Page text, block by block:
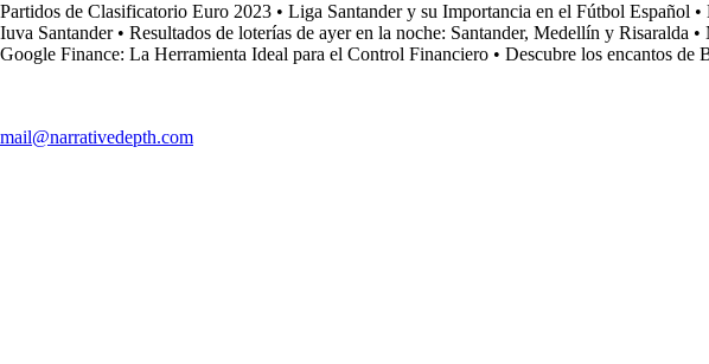
Partidos de Clasificatorio Euro 2023 • Liga Santander y su Importancia en el Fútbol Español •
Iuva Santander• Resultados de loterías de ayer en la noche: Santander, Medellín y Risaralda •
Google Finance: La Herramienta Ideal para el Control Financiero • Descubre los encantos de
mail@narrativedepth.com